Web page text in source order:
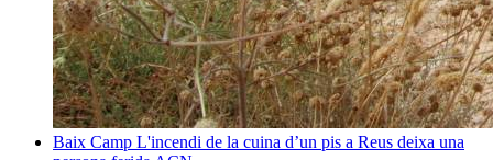
Baix Camp L'incendi de la cuina d’un pis a Reus deixa una